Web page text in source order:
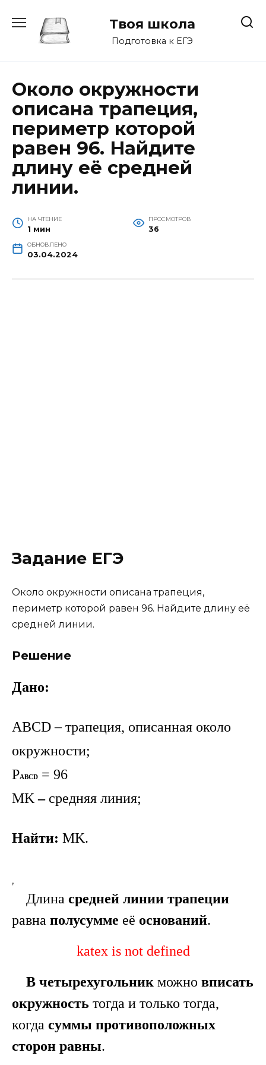
содержанию
Твоя школа
Подготовка к ЕГЭ
Около окружности
описана трапеция,
периметр которой
равен 96. Найдите
длину её средней
линии.
НА ЧТЕНИЕ
1 мин
ПРОСМОТРОВ
36
ОБНОВЛЕНО
03.04.2024
Задание ЕГЭ
Около окружности описана трапеция,
периметр которой равен 96. Найдите длину её
средней линии.
Решение
Дано:
ABCD – трапеция, описанная около
окружности;
PABCD
= 96
MK–средняя линия;
Найти: MK.
,
Длина средней линии трапеции
равна полусумме её оснований.
katex is not defined
В четырехугольник можно вписать
окружность тогда и только тогда,
когда суммы противоположных
сторон равны.